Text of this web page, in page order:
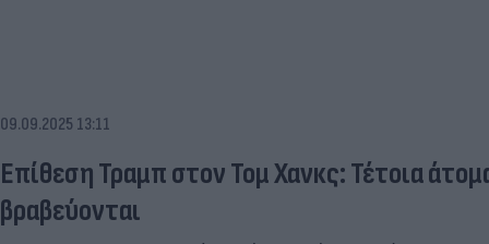
09.09.2025 13:11
Επίθεση Τραμπ στον Τομ Χανκς: Τέτοια
βραβεύονται